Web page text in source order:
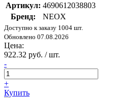
Артикул: 4690612038803
Бренд:
NEOX
Доступно к заказу 1004 шт.
Обновлено 07.08.2026
Цена:
922.32 руб. / шт.
-
+
Купить